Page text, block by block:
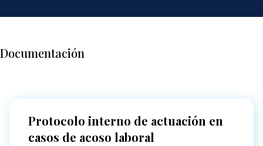
Documentación
Protocolo interno de actuación en
casos de acoso laboral